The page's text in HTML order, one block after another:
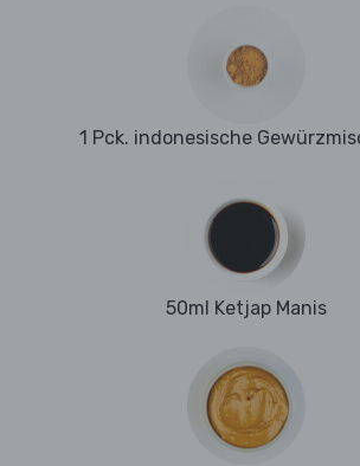
1 Pck. indonesische
50ml Ketjap Manis